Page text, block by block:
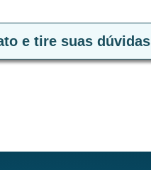
e tire suas dúvidas